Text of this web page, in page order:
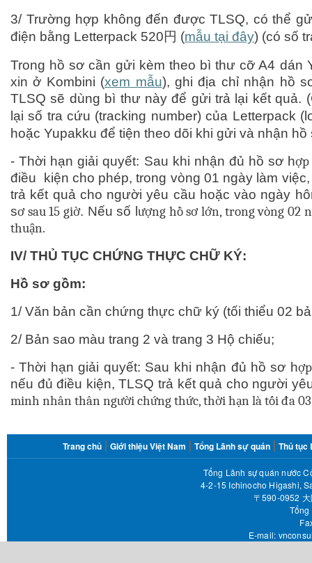
3/ Trường hợp không đến được TLSQ, có thể
điện bằng Letterpack 520円 (mẫu tại đây) (có số
Trong hồ sơ cần gửi kèm theo bì thư cỡ A4 dán
xin ở Kombini (xem mẫu), ghi địa chỉ nhận hồ
TLSQ sẽ dùng bì thư này để gửi trả lại kết quả.
lại số tra cứu (tracking number) của Letterpack
hoặc Yupakku để tiện theo dõi khi gửi và nhận hồ
-Thời hạn giải quyết: Sau khi nhận đủ hồ sơ h
điều kiện cho phép, trong vòng 01 ngày làm
trả kết quả cho người yêu cầu hoặc vào ngày
sơ sau 15 giờ. Nếu số lượng hồ sơ lớn, trong vòng 02
thuận.
IV/ THỦ TỤC CHỨNG THỰC CHỮ KÝ:
Hồ sơ gồm:
1/ Văn bản cần chứng thực chữ ký (tối thiểu 02
2/ Bản sao màu trang 2 và trang 3 Hộ chiếu;
-Thời hạn giải quyết: Sau khi nhận đủ hồ sơ h
nếu đủ điều kiện, TLSQ trả kết quả cho người
minh nhân thân người chứng thức, thời hạn là tối đa
MENU
Trang chủ Giới thiệu Việt Nam Tổng Lãnh sự quán Thủ tục
Tổng Lãnh sự quán nước
4-2-15 Ichinocho Higashi,
〒590-0952
E-mail: